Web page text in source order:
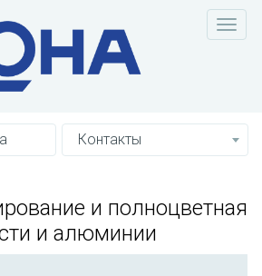
Контакты
и полноцветная
и алюминии